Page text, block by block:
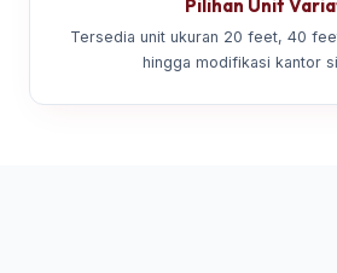
Pilihan Unit
Tersedia unit ukuran 20 feet, 40
hingga modifikasi kantor